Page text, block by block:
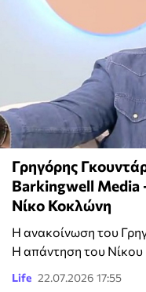
Γρηγόρης
Barkingwell Media
Νίκο Κοκλώνη
Η ανακοίνωση του
Η απάντηση του
Life 22.07.2026 17:55